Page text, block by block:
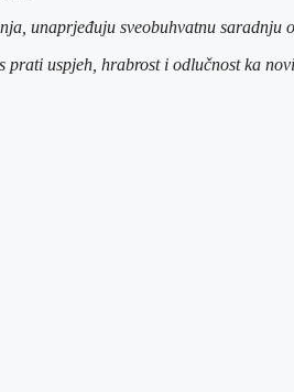
unaprjeđuju sveobuhvatnu
uspjeh, hrabrost i odlučnost ka